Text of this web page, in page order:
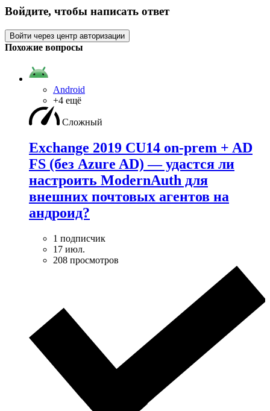
Войдите, чтобы написать ответ
Войти через центр авторизации
Похожие вопросы
Android
+4 ещё
Сложный
Exchange 2019 CU14 on-prem + AD
FS (без Azure AD) — удаcтся ли
настроить ModernAuth для
внешних почтовых агентов на
андроид?
1 подписчик
17 июл.
208 просмотров